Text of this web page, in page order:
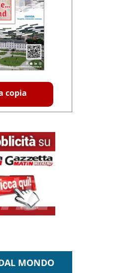
copia
MONDO